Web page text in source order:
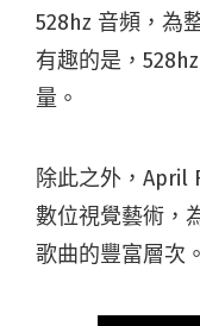
528hz 音頻，為
有趣的是，
量。
除此之外，April
數位視覺藝術，
歌曲的豐富層次